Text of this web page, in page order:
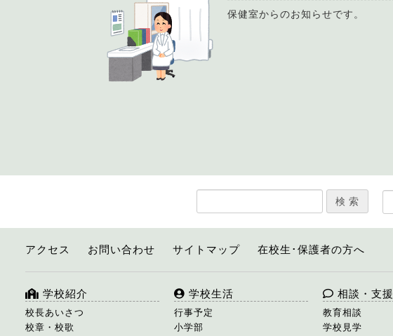
保健室からのお知らせです。
アクセス お問い合わせ サイトマップ 在校生･保護者の方へ
学校紹介
校長あいさつ
校章・校歌
学校生活
行事予定
小学部
相談・支援
教育相談
学校見学